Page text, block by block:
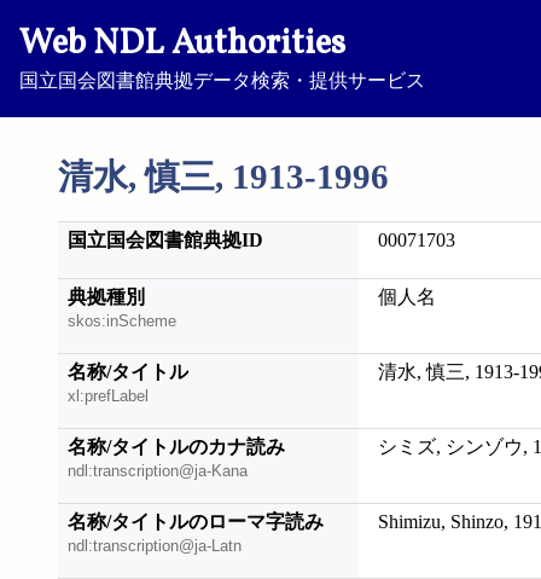
Web NDL Authorities
国立国会図書館典拠データ検索・提供サービス
清水, 慎三, 1913-1996
国立国会図書館典拠ID 00071703
典拠種別
skos:inScheme
個人名
名称/タイトル
xl:prefLabel
清水, 慎三, 1913-
名称/タイトルのカナ読み
ndl:transcription@ja-Kana
シミズ, シンゾウ,
名称/タイトルのローマ字読み
ndl:transcription@ja-Latn
Shimizu, Shinzo,